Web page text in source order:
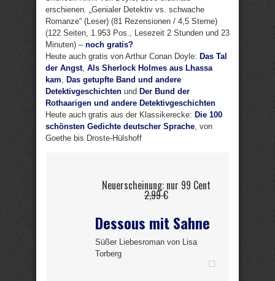
erschienen. „Genialer Detektiv vs. schwache
Romanze“ (Leser) (81 Rezensionen / 4,5 Sterne)
(122 Seiten, 1.953 Pos., Lesezeit 2 Stunden und 23
Minuten) – noch gratis?
Heute auch gratis von Arthur Conan Doyle: Das Tal
der Angst, Als Sherlock Holmes aus Lhassa
kam, Das getupfte Band und andere
Detektivgeschichten und Der Bund der
Rothaarigen und andere Detektivgeschichten
Heute auch gratis aus der Klassikerecke: Die 100
schönsten Gedichte deutscher Sprache, von
Goethe bis Droste-Hülshoff
Neuerscheinung: nur 99 Cent
2,99 €
Dessous mit Sahne
Süßer Liebesroman von Lisa
Torberg